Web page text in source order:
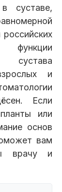
Детская
доктора
Рыжова
суставе,
функции
сустава
и
Если
или
основ
вам
врачу и